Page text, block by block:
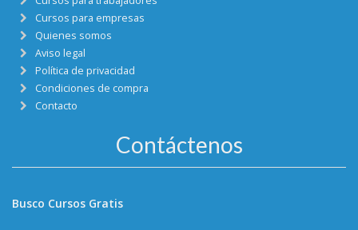
Cursos para empresas
Quienes somos
Aviso legal
Política de privacidad
Condiciones de compra
Contacto
Contáctenos
Busco Cursos Gratis